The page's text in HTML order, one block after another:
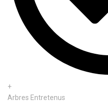
+
Arbres Entretenus